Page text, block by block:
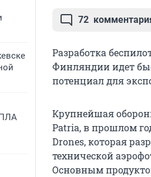
72
Разработка
Финляндии идет
потенциал для
Крупнейшая
Patria, в прошлом
Drones, которая
технической
Основным